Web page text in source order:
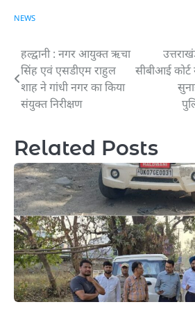
NEWS
Post
navigation
हल्द्वानी : नगर आयुक्त ऋचा
सिंह एवं एसडीएम राहुल
शाह ने गांधी नगर का किया
संयुक्त निरीक्षण
सीबीआई
Related Posts